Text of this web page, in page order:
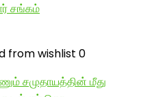
சங்கம்
from wishlist 0